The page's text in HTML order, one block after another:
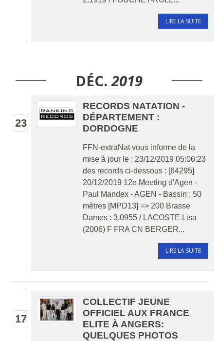
LIRE LA SUITE
DÉC. 2019
23
RECORDS NATATION -
DÉPARTEMENT :
DORDOGNE
FFN-extraNat vous informe de la
mise à jour le : 23/12/2019 05:06:23
des records ci-dessous : [64295]
20/12/2019 12e Meeting d'Agen -
Paul Mandex - AGEN - Bassin : 50
mètres [MPD13] => 200 Brasse
Dames : 3.0955 / LACOSTE Lisa
(2006) F FRA CN BERGER...
LIRE LA SUITE
17
COLLECTIF JEUNE
OFFICIEL AUX FRANCE
ELITE À ANGERS:
QUELQUES PHOTOS